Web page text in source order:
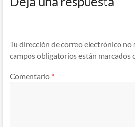
Tu dirección de correo electrónico no
campos obligatorios están marcados
Comentario *